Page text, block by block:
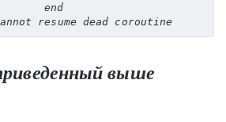
выше